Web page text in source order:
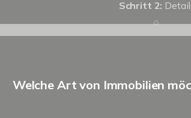
Schritt 2:
Welche Art von Immobilien